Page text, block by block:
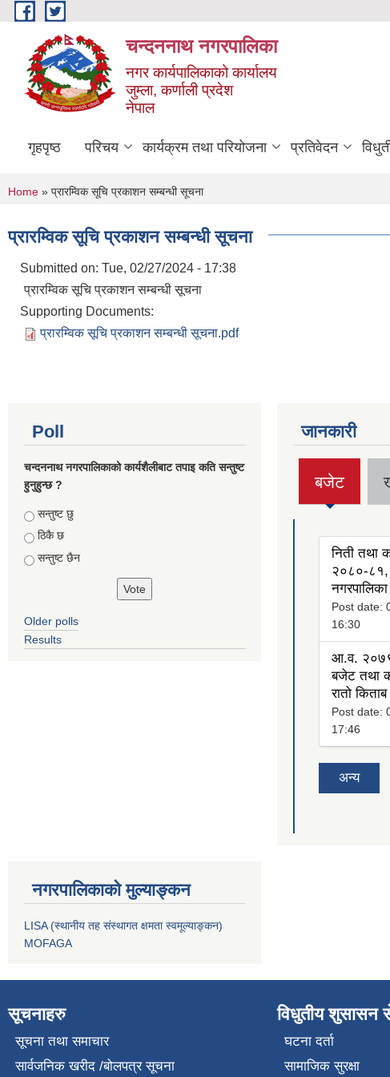
Skip to main content
चन्दननाथ नगरपालिका
नगर कार्यपालिकाको कार्यालय
जुम्ला, कर्णाली प्रदेश
नेपाल
गृहपृष्ठ परिचय कार्यक्रम तथा परियोजना प्रतिवेदन
You are here
Home » प्रारम्विक सूचि प्रकाशन सम्बन्धी सूचना
प्रारम्विक सूचि प्रकाशन सम्बन्धी सूचना
Submitted on: Tue, 02/27/2024 - 17:38
प्रारम्विक सूचि प्रकाशन सम्बन्धी सूचना
Supporting Documents:
प्रारम्विक सूचि प्रकाशन सम्बन्धी सूचना.pdf
Poll
चन्दननाथ नगरपालिकाको कार्यशैलीबाट तपाइ कति सन्तुष्ट
हुनुहुन्छ ?
Choices
सन्तुष्ट छु
ठिकै छ
सन्तुष्ट छैन
Older polls
Results
जानकारी
बजेट
(active
tab)
निती तथा
२०८०-८१,
नगरपालिका
Post date:
16:30
आ.व.
बजेट तथा
रातो किताब
Post date:
17:46
अन्य
नगरपालिकाको मुल्याङ्कन
LISA (स्थानीय तह संस्थागत क्षमता स्वमूल्याङ्कन)
MOFAGA
सूचनाहरु
सूचना तथा समाचार
सार्वजनिक खरीद /बोलपत्र सूचना
विधुतीय शुसासन
घटना दर्ता
सामाजिक सुरक्षा